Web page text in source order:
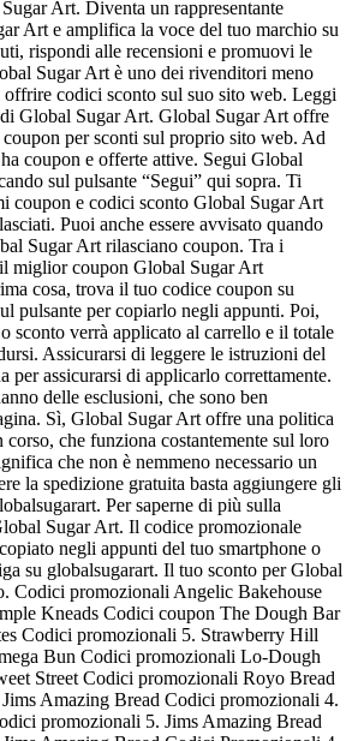
Art. Diventa un rappresentante
Art e amplifica la voce del tuo marchio su
rispondi alle recensioni e promuovi le
Sugar Art è uno dei rivenditori meno
codici sconto sul suo sito web. Leggi
Global Sugar Art. Global Sugar Art offre
per sconti sul proprio sito web. Ad
coupon e offerte attive. Segui Global
sul pulsante “Segui” qui sopra. Ti
coupon e codici sconto Global Sugar Art
Puoi anche essere avvisato quando
Sugar Art rilasciano coupon. Tra i
miglior coupon Global Sugar Art
cosa, trova il tuo codice coupon su
pulsante per copiarlo negli appunti. Poi,
sconto verrà applicato al carrello e il totale
Assicurarsi di leggere le istruzioni del
per assicurarsi di applicarlo correttamente.
delle esclusioni, che sono ben
Sì, Global Sugar Art offre una politica
che funziona costantemente sul loro
che non è nemmeno necessario un
la spedizione gratuita basta aggiungere gli
Per saperne di più sulla
Sugar Art. Il codice promozionale
negli appunti del tuo smartphone o
su globalsugarart. Il tuo sconto per Global
Codici promozionali Angelic Bakehouse
Kneads Codici coupon The Dough Bar
Codici promozionali 5. Strawberry Hill
Bun Codici promozionali Lo-Dough
Street Codici promozionali Royo Bread
Amazing Bread Codici promozionali 4.
promozionali 5. Jims Amazing Bread